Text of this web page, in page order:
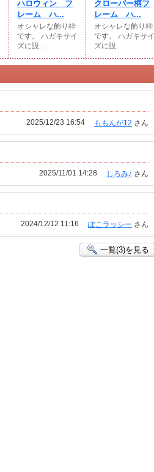
ハロウィン フ
レーム ハ...
オシャレな飾り枠
です。 ハガキサイ
ズに設...
クローバー柄フ
レーム ハ...
オシャレな飾り枠
です。 ハガキサイ
ズに設...
ももんが12 さん
2025/12/23 16:54
しろみ♪ さん
2025/11/01 14:28
ぽこラッシー さん
2024/12/12 11:16
一覧(3)を見る